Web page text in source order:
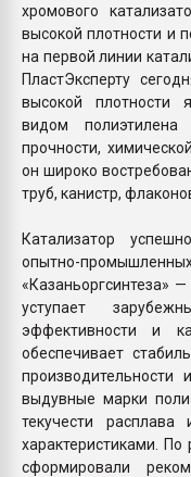
хромового
высокой плотности и
на первой линии
ПластЭксперту
высокой плотности
видом
прочности,
он широко
труб, канистр,
Катализатор
опытно-
«Казаньоргсинтеза»
уступает
эффективности и
обеспечивает
выдувные марки
текучести расплава
характеристиками.
сформировали